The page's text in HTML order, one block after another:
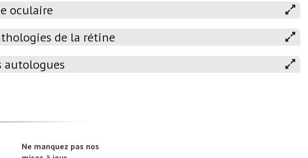
oculaire
de la rétine
autologues
Ne manquez pas nos